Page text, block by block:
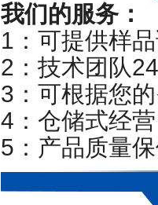
我们的服务：
1 ：可提供样
2 ：技术团队24
3 ：可根据您
4 ：仓储式经
5 ：产品质量